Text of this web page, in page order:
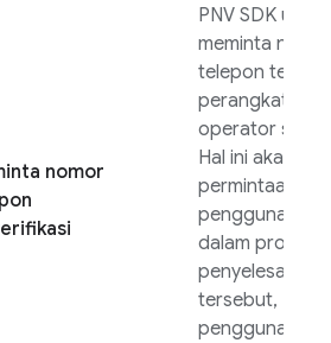
nomor
PNV SDK untuk
meminta
telepon
perangkat dari
operator
Hal ini akan
permintaan izin
pengguna, dan
dalam proses
penyelesaian
tersebut,
pengguna